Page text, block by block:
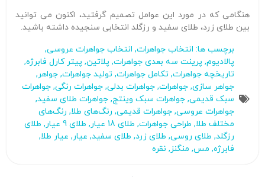
هنگامی که در مورد این عوامل تصمیم گرفتید، اکنون می توانید
بین طلای زرد، طلای سفید و رزگلد انتخابی سنجیده داشته باشید.
برچسب ها: انتخاب جواهرات, انتخاب جواهرات عروسی,
پالادیوم, پرینت سه بعدی جواهرات, پلاتین, پیتر کارل فابرژه,
تاریخچه جواهرات, تکامل جواهرات, تولید جواهرات, جواهر,
جواهر سازی, جواهرات, جواهرات بدلی, جواهرات رنگی, جواهرات
سبک قدیمی, جواهرات سبک وینتج, جواهرات طلای سفید,
جواهرات عروسی, جواهرات قدیمی, رنگ‌های طلا, رنگ‌های
مختلف طلا, طراحی جواهرات, طلای 18 عیار , طلای 9 عیار , طلای
رزگلد, طلای روسی, طلای زرد, طلای سفید, عیار, عیار طلا,
فابرژه, مس, منگنز, نقره